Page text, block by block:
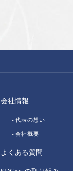
会社情報
代表の想い
会社概要
よくある質問